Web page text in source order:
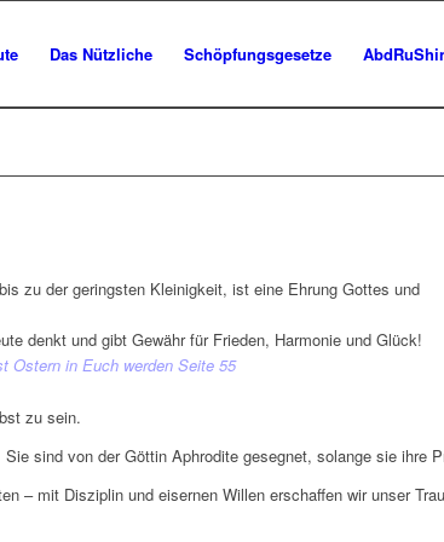
Das Nützliche Schöpfungsgesetze
zu der geringsten Kleinigkeit, ist eine Ehrung Gottes und
denkt und gibt Gewähr für Frieden, Harmonie und Glück!
Ostern in Euch werden Seite 55
zu sein.
sind von der Göttin Aphrodite gesegnet, solange sie ihre
– mit Disziplin und eisernen Willen erschaffen wir unser